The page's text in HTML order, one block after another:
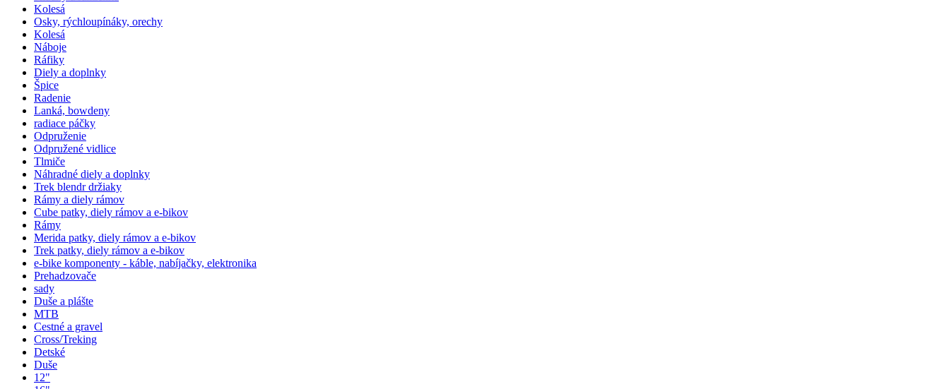
Kolesá
Osky, rýchloupínáky, orechy
Kolesá
Náboje
Ráfiky
Diely a doplnky
Špice
Radenie
Lanká, bowdeny
radiace páčky
Odpruženie
Odpružené vidlice
Tlmiče
Náhradné diely a doplnky
Trek blendr držiaky
Rámy a diely rámov
Cube patky, diely rámov a e-bikov
Rámy
Merida patky, diely rámov a e-bikov
Trek patky, diely rámov a e-bikov
e-bike komponenty - káble, nabíjačky, elektronika
Prehadzovače
sady
Duše a plášte
MTB
Cestné a gravel
Cross/Treking
Detské
Duše
12"